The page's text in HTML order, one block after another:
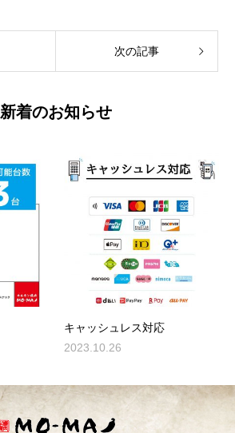
次の記事
新着のお知らせ
キャッシュレス対応
2023.10.26